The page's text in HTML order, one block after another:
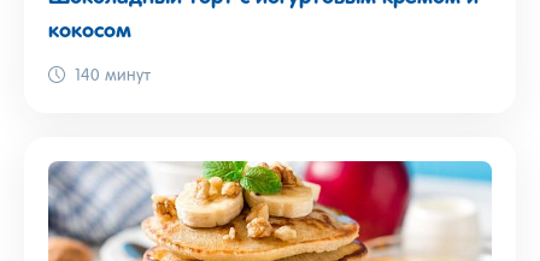
кокосом
140 минут